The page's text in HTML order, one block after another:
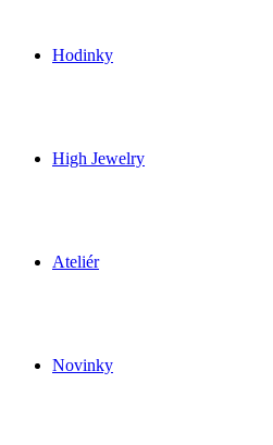
Hodinky
High Jewelry
Ateliér
Novinky